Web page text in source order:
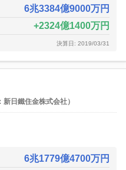
6兆3384億9000万円
2324億1400万円
決算日: 2019/03/31
新日鐵住金株式会社）
6兆1779億4700万円